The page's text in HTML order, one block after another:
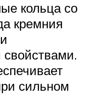
кольца со
кремния
сильном